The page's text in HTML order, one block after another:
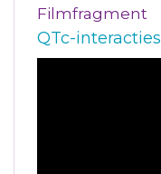
Filmfragment
QTc-interacties